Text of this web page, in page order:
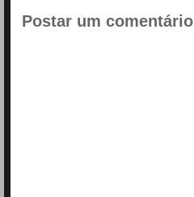
Postar um comentário